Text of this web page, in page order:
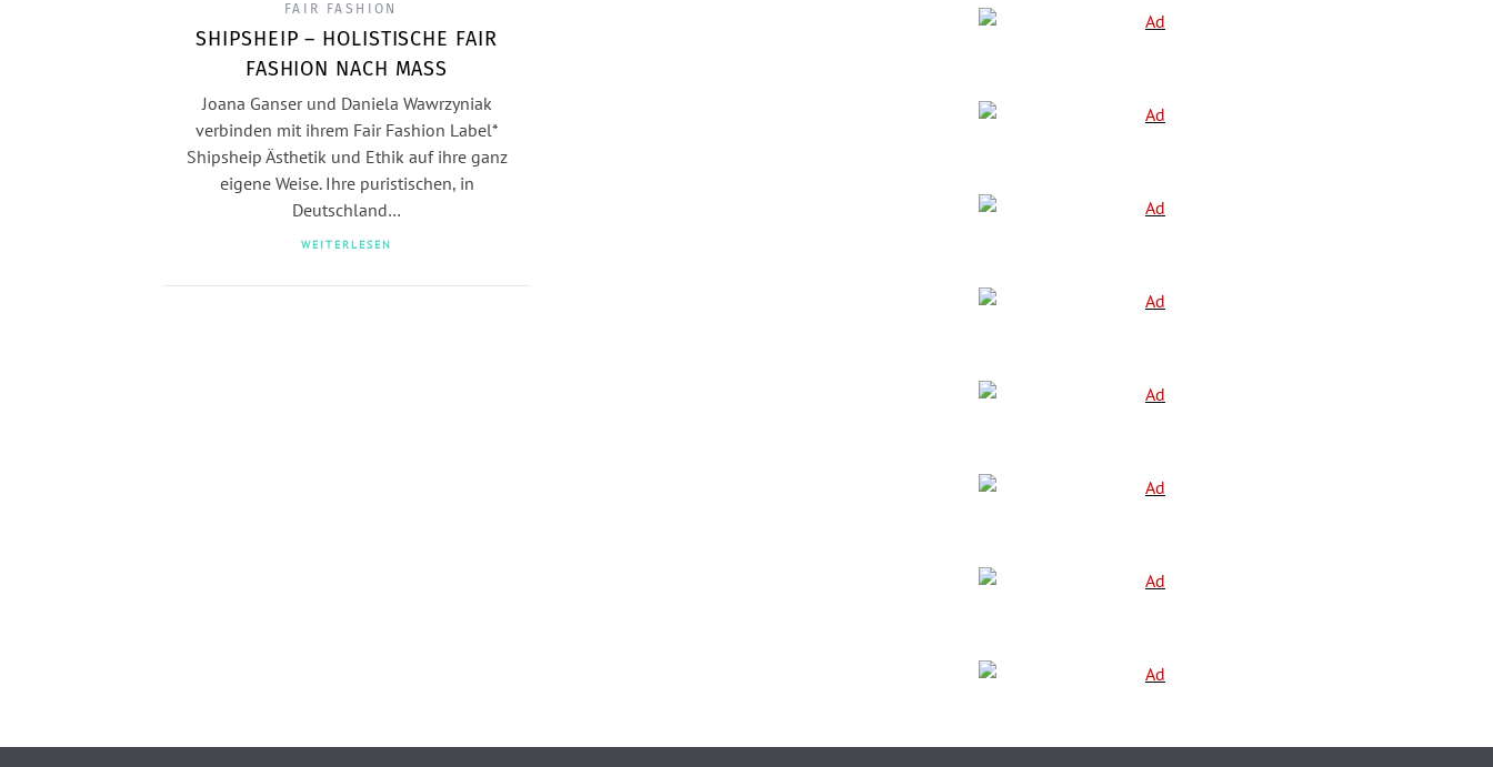
FAIR FASHION
SHIPSHEIP – HOLISTISCHE FAIR
FASHION NACH MASS
Joana Ganser und Daniela Wawrzyniak
verbinden mit ihrem Fair Fashion Label*
Shipsheip Ästhetik und Ethik auf ihre ganz
eigene Weise. Ihre puristischen, in
Deutschland…
WEITERLESEN